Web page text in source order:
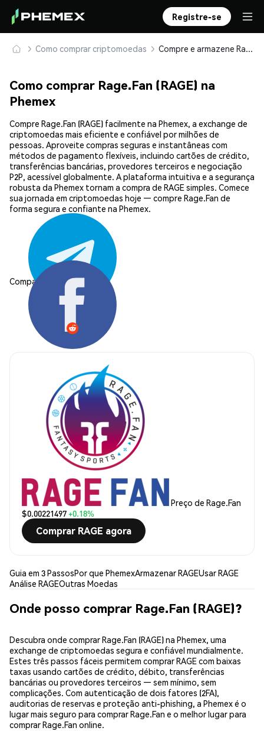
Registre-se
Como comprar criptomoedas Compre e armazene Rage.Fan (RAGE) com segurança
Como comprar Rage.Fan (RAGE) na
Phemex
Compre Rage.Fan (RAGE) facilmente na Phemex, a exchange de
criptomoedas mais eficiente e confiável por milhões de
pessoas. Aproveite compras seguras e instantâneas com
métodos de pagamento flexíveis, incluindo cartões de crédito,
transferências bancárias, provedores terceiros e negociação
P2P, acessível globalmente. A plataforma intuitiva e a segurança
robusta da Phemex tornam a compra de RAGE simples. Comece
sua jornada em criptomoedas hoje — compre Rage.Fan de
forma segura e confiante na Phemex.
Compartilhar:
Preço de Rage.Fan
$0.00221497+0.18%
Comprar RAGE agora
Guia em 3 PassosPor que PhemexArmazenar RAGEUsar RAGE
Análise RAGEOutras Moedas
Onde posso comprar Rage.Fan (RAGE)?
Descubra onde comprar Rage.Fan (RAGE) na Phemex, uma
exchange de criptomoedas segura e confiável mundialmente.
Estes três passos fáceis permitem comprar RAGE com baixas
taxas usando cartões de crédito, débito, transferências
bancárias ou provedores terceiros — sem mínimo, sem
complicações. Com autenticação de dois fatores (2FA),
auditorias de reservas e proteção anti-phishing, a Phemex é o
lugar mais seguro para comprar Rage.Fan e o melhor lugar para
comprar Rage.Fan online.